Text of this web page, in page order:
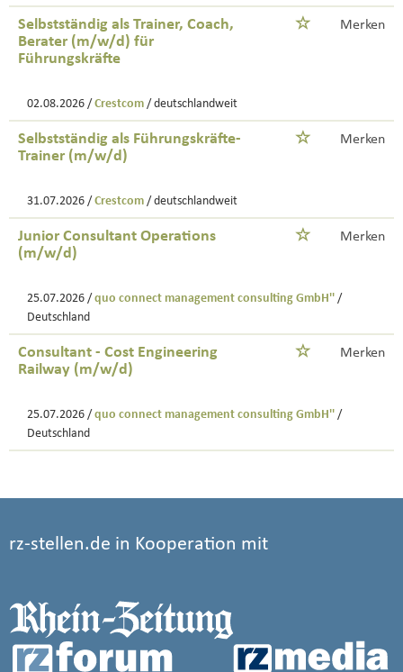
Selbstständig als Trainer, Coach,
Berater (m/w/d) für
Führungskräfte
Merken
02.08.2026 / Crestcom / deutschlandweit
Selbstständig als Führungskräfte-
Trainer (m/w/d)
Merken
31.07.2026 / Crestcom / deutschlandweit
Junior Consultant Operations
(m/w/d)
Merken
25.07.2026 / quo connect management consulting GmbH'' /
Deutschland
Consultant - Cost Engineering
Railway (m/w/d)
Merken
25.07.2026 / quo connect management consulting GmbH'' /
Deutschland
rz-stellen.de in Kooperation mit